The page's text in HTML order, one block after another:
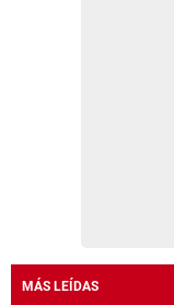
MÁS LEÍDAS